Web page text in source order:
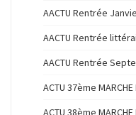
AACTU Rentrée
AACTU Rentrée
AACTU Rentrée
ACTU 37ème MARCHE
ACTU 38ème MARCHE